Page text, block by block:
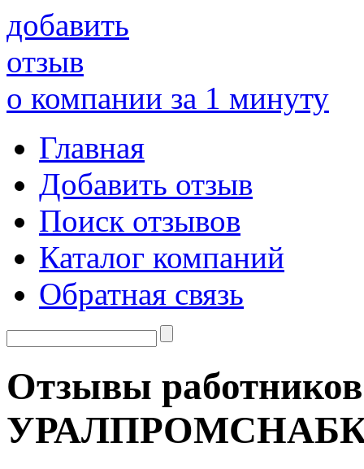
добавить
отзыв
о компании за 1 минуту
Главная
Добавить отзыв
Поиск отзывов
Каталог компаний
Обратная связь
Отзывы